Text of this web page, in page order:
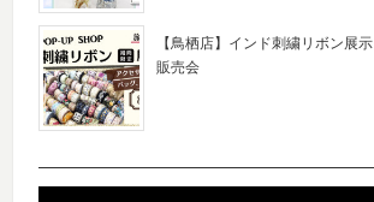
【鳥栖店】インド刺繍リボン展示
販売会